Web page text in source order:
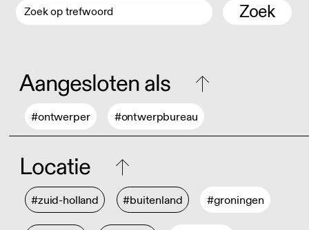
Zoek
Aangesloten als
#ontwerper #ontwerpbureau
Locatie
#zuid-holland #buitenland #groningen